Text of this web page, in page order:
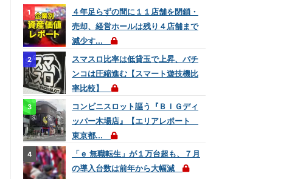
４年足らずの間に１１店舗を閉鎖・
売却、経営ホールは残り４店舗まで
減少す...
スマスロ比率は低貸玉で上昇、パチ
ンコは圧縮進む【スマート遊技機比
率比較】
コンビニスロット謳う『ＢＩＧディ
ッパー木場店』【エリアレポート
東京都...
「ｅ 無職転生」が１万台超も、７月
の導入台数は前年から大幅減